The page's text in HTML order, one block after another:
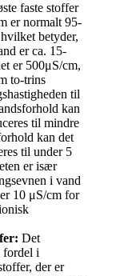
faste stoffer
er normalt 95-
betyder,
er ca. 15-
er 500μS/cm,
to-trins
til
kan
til mindre
kan det
til under 5
er især
i vand
10 μS/cm for
Det
fordel i
der er